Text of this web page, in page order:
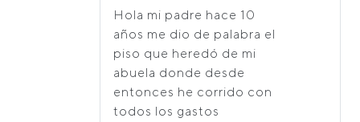
Hola mi padre hace 10
años me dio de palabra el
piso que heredó de mi
abuela donde desde
entonces he corrido con
todos los gastos